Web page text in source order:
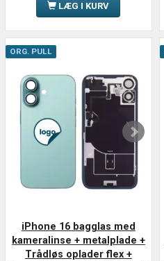
LÆG I KURV
ORG. PULL
iPhone 16 bagglas med
kameralinse + metalplade +
Trådløs oplader flex +